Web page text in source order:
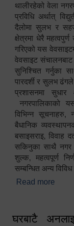
थालीरहेको वेला
प्रविधि अर्थात्
दैलोमा सुलभ र
क्षेत्रमा धेरै
गरिएको यस
वेवसाइट संचालनबाट
सुनिश्चित गर्नुका
पारदर्शी र सुलभ
प्रशासनमा
नगरपालिकाको
विभिन्न सूचनाहरु,
बैधानिक
बसाइसराइ, विवाह
सकिनुका साथै नगर
शुल्क, महत्वपूर्ण
सम्बन्धित अन्य
Read more
घरबाटै